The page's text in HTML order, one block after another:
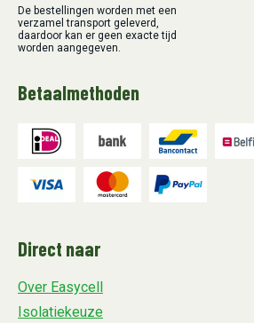
De bestellingen worden met een
verzamel transport geleverd,
daardoor kan er geen exacte tijd
worden aangegeven.
Betaalmethoden
Direct naar
Over Easycell
Isolatiekeuze